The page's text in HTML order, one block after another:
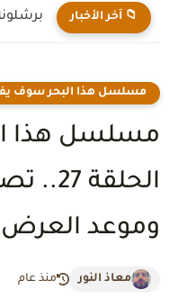
📁 آخر الأخبار
مسلسل هذا البحر سوف
مسلسل هذا
الحلقة
وموعد العرض
معاذ النور منذ عام